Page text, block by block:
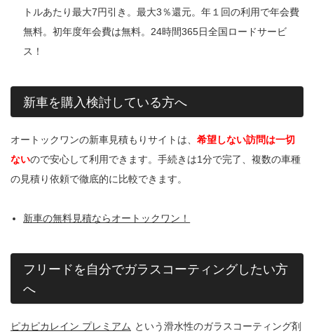
トルあたり最大7円引き。最大3％還元。年１回の利用で年会費
無料。初年度年会費は無料。24時間365日全国ロードサービ
ス！
新車を購入検討している方へ
オートックワンの新車見積もりサイトは、 希望しない訪問は一切
ないので安心して利用できます。手続きは1分で完了、複数の車種
の見積り依頼で徹底的に比較できます。
新車の無料見積ならオートックワン！
フリードを自分でガラスコーティングしたい方
へ
ピカピカレイン プレミアム という滑水性のガラスコーティング剤